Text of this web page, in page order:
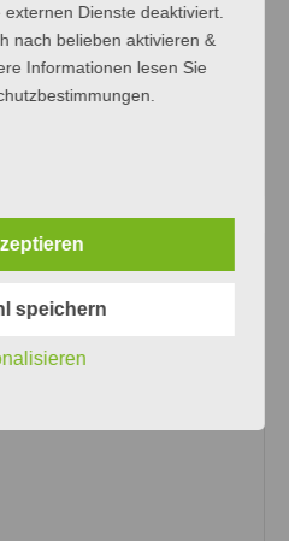
iPad-Nutzung
Toleranz!
Dienste deaktiviert.
nach belieben aktivieren &
Informationen lesen Sie
speichern